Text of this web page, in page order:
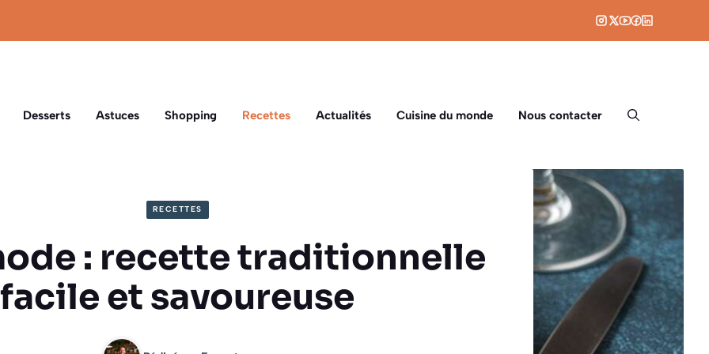
Desserts Astuces Shopping Recettes Actualités Cuisine du monde Nous contacter
RECETTES
: recette traditionnelle
facile et savoureuse